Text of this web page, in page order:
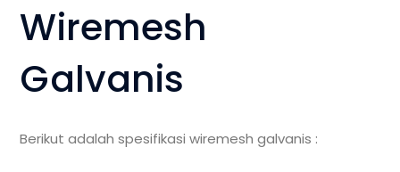
Wiremesh
Galvanis
Berikut adalah spesifikasi wiremesh galvanis :